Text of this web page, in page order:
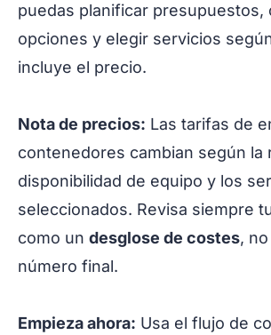
puedas planificar presupuestos,
opciones y elegir servicios
incluye el precio.
Nota de precios: Las tarifas de
contenedores cambian según la
disponibilidad de equipo y los
seleccionados. Revisa siempre
como un desglose de costes,
número final.
Empieza ahora: Usa el flujo de